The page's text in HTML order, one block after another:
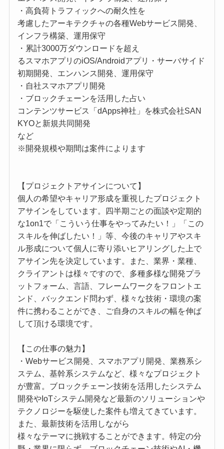
・高負荷トラフィックへの耐久性を
考慮したアーキテクチャの各種Webサービス開発、
インフラ構築、運用保守
・累計3000万ダウンロードを超え
るスマホアプリのiOS/Androidアプリ・サーバサイド
初期開発、エンハンス開発、運用保守
・自社スマホアプリ開発
・ブロックチェーンを活用した占い
コンテンツサービス「dApps神社」を株式会社SAN
KYOと新規共同開発
など
※開発規模や期間は案件によります
【プロジェクトアサインについて】
個人の希望やキャリア形成を重視したプロジェクト
アサインをしています。四半期ごとの面談や定期的
な1on1で「こういう仕事をやってみたい！」「この
スキルを伸ばしたい！」等、今後のキャリアやスキ
ル形成について個人に寄り添いヒアリングした上で
アサイン先を決定しています。また、業界・業種、
クライアントは様々ですので、多種多様な開発プラ
ットフォーム、言語、フレームワークをフロントエ
ンド、バックエンド問わず、様々な技術・環境の案
件に携わることができ、ご自身のスキルの幅を伸ば
して頂ける環境です。
【この仕事の魅力】
・Webサービス開発、スマホアプリ開発、業務系シ
ステム、基幹系システムなど、様々なプロジェクト
が豊富。ブロックチェーン技術を活用したシステム
開発やIoTシステム開発など最新のソリューションや
テクノロジーを駆使した案件も増えてきています。
また、最新技術を活用しながら
様々なテーマに挑戦することができます。特定の分